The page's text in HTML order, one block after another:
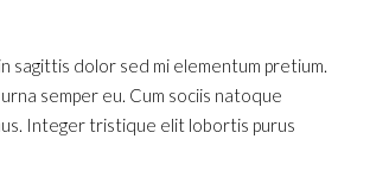
dolor sed mi elementum pretium.
semper eu. Cum sociis natoque
Integer tristique elit lobortis purus